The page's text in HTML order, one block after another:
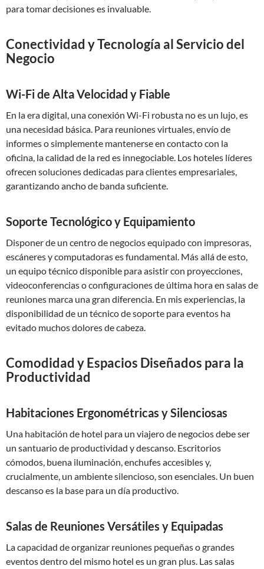
para tomar decisiones es invaluable.
Conectividad y Tecnología al Servicio del
Negocio
Wi-Fi de Alta Velocidad y Fiable
En la era digital, una conexión Wi-Fi robusta no es un lujo, es
una necesidad básica. Para reuniones virtuales, envío de
informes o simplemente mantenerse en contacto con la
oficina, la calidad de la red es innegociable. Los hoteles líderes
ofrecen soluciones dedicadas para clientes empresariales,
garantizando ancho de banda suficiente.
Soporte Tecnológico y Equipamiento
Disponer de un centro de negocios equipado con impresoras,
escáneres y computadoras es fundamental. Más allá de esto,
un equipo técnico disponible para asistir con proyecciones,
videoconferencias o configuraciones de última hora en salas de
reuniones marca una gran diferencia. En mis experiencias, la
disponibilidad de un técnico de soporte para eventos ha
evitado muchos dolores de cabeza.
Comodidad y Espacios Diseñados para la
Productividad
Habitaciones Ergonométricas y Silenciosas
Una habitación de hotel para un viajero de negocios debe ser
un santuario de productividad y descanso. Escritorios
cómodos, buena iluminación, enchufes accesibles y,
crucialmente, un ambiente silencioso, son esenciales. Un buen
descanso es la base para un día productivo.
Salas de Reuniones Versátiles y Equipadas
La capacidad de organizar reuniones pequeñas o grandes
eventos dentro del mismo hotel es un gran plus. Las salas